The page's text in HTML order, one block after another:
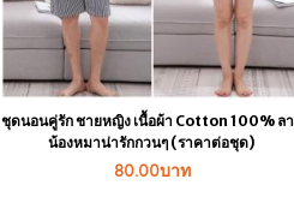
ชุดนอนคู่รัก ชายหญิง เนื้อผ้า Cotton 100% ล
น้องหมาน่ารักกวนๆ (ราคาต่อชุด)
80.00บาท